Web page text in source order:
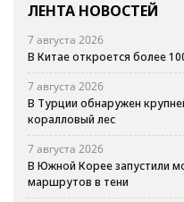
ЛЕНТА НОВОСТЕЙ
7 августа 2026
В Китае откроется более
7 августа 2026
В Турции обнаружен
коралловый лес
7 августа 2026
В Южной Корее запустили
маршрутов в тени